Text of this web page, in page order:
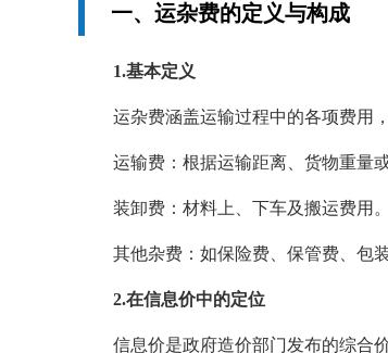
一、运杂费的定义与构成
1.基本定义
运杂费涵盖运输过程中的各项费用
运输费：根据运输距离、货物重量
装卸费：材料上、下车及搬运费用。
其他杂费：如保险费、保管费、包
2.在信息价中的定位
信息价是政府造价部门发布的综合